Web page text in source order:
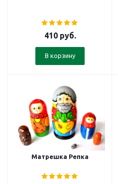
410руб.
В корзину
Матрешка Репка